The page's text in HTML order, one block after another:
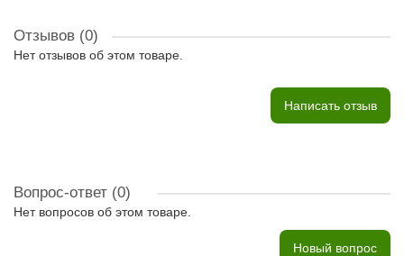
Отзывов (0)
Нет отзывов об этом товаре.
Написать отзыв
Вопрос-ответ (0)
Нет вопросов об этом товаре.
Новый вопрос